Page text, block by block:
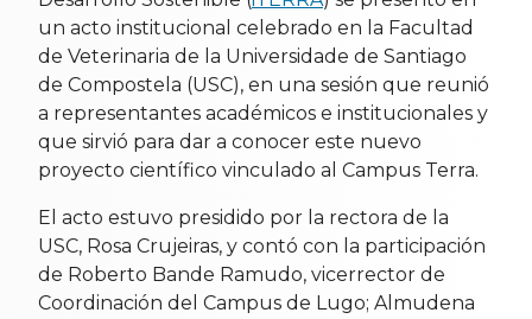
un acto institucional celebrado en la Facultad
de Veterinaria de la Universidade de Santiago
de Compostela (USC), en una sesión que reunió
a representantes académicos e institucionales y
que sirvió para dar a conocer este nuevo
proyecto científico vinculado al Campus Terra.
El acto estuvo presidido por la rectora de la
USC, Rosa Crujeiras, y contó con la participación
de Roberto Bande Ramudo, vicerrector de
Coordinación del Campus de Lugo; Almudena